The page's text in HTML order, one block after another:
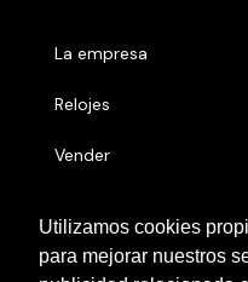
Utilizamos cookies
para mejorar nuestros
La empresa
Relojes
Vender
Otras localidades